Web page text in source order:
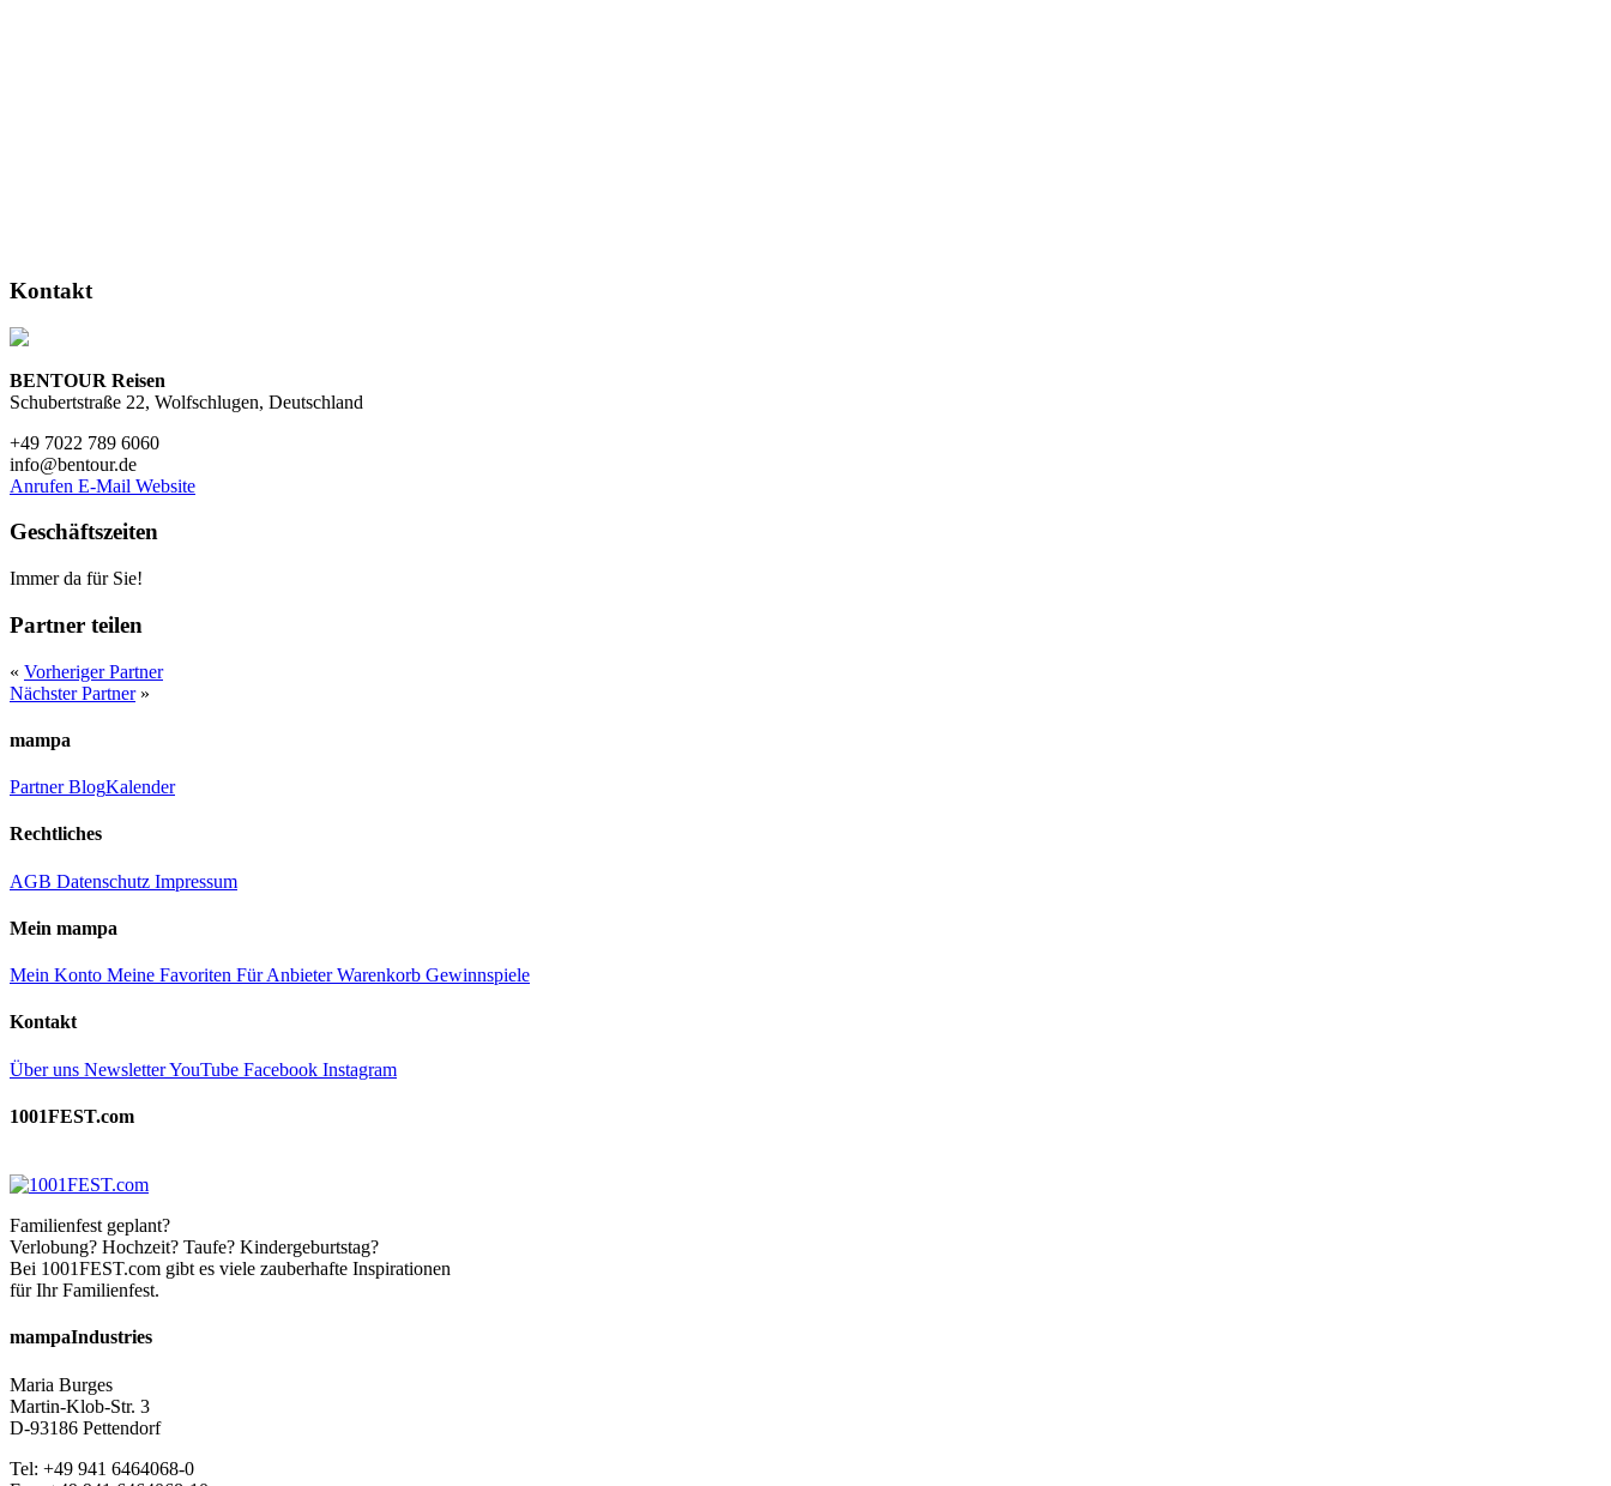
Kontakt
BENTOUR Reisen
Schubertstraße 22, Wolfschlugen, Deutschland
+49 7022 789 6060
info@bentour.de
Anrufen E-Mail Website
Geschäftszeiten
Immer da für Sie!
Partner teilen
« Vorheriger Partner
Nächster Partner»
mampa
PartnerBlogKalender
Rechtliches
AGB Datenschutz Impressum
Mein mampa
Mein Konto Meine Favoriten Für AnbieterWarenkorb Gewinnspiele
Kontakt
Über uns NewsletterYouTube Facebook Instagram
1001FEST.com
Familienfest geplant?
Verlobung? Hochzeit? Taufe? Kindergeburtstag?
Bei 1001FEST.com gibt es viele zauberhafte Inspirationen
für Ihr Familienfest.
mampaIndustries
Maria Burges
Martin-Klob-Str. 3
D-93186 Pettendorf
Tel: +49 941 6464068-0